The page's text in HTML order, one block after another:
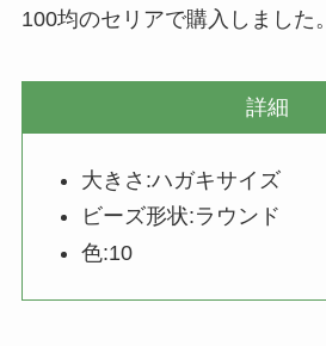
100均のセリアで購入しました。
詳細
大きさ:ハガキサイズ
ビーズ形状:ラウンド
色:10